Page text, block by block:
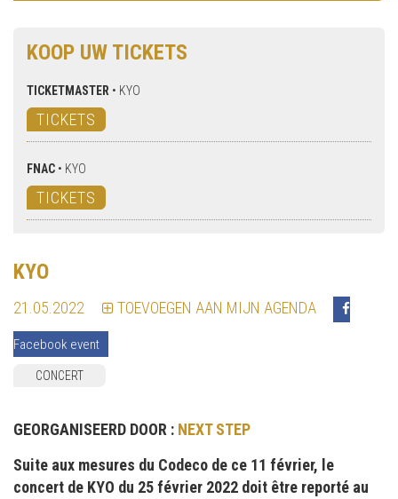
KOOP UW TICKETS
TICKETMASTER • KYO
TICKETS
FNAC • KYO
TICKETS
KYO
21.05.2022 TOEVOEGEN AAN MIJN AGENDA
Facebook event
CONCERT
GEORGANISEERD DOOR : NEXT STEP
Suite aux mesures du Codeco de ce 11 février, le
concert de KYO du 25 février 2022 doit être reporté au